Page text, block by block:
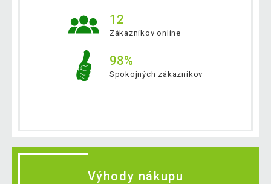
12
Zákazníkov online
98%
Spokojných zákazníkov
Výhody nákupu